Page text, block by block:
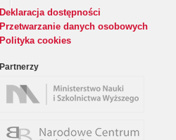
Deklaracja dostępności
Przetwarzanie danych osobowych
Polityka cookies
Partnerzy